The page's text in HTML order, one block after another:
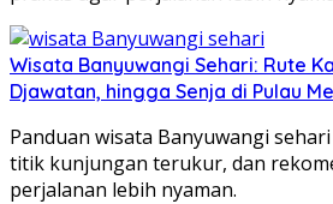
Wisata Banyuwangi Sehari: Rute
Djawatan, hingga Senja di Pulau
Panduan wisata Banyuwangi
titik kunjungan terukur, dan
perjalanan lebih nyaman.